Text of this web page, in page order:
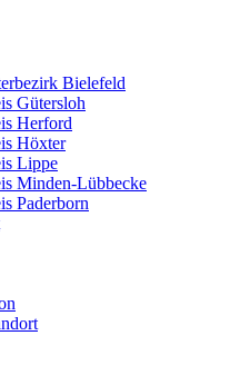
Bielefeld
Gütersloh
Herford
Höxter
Lippe
Minden-Lübbecke
Paderborn